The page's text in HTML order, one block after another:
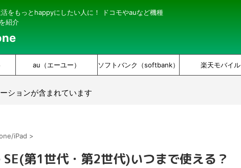
をもっとhappyにしたい人に！ ドコモやauなど機種
紹介
au（エーユー） ソフトバンク（softbank） 楽天モバイル
ションが含まれています
iPad >
第1世代・第2世代)いつまで使える？